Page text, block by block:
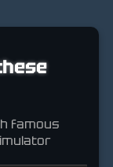
famous